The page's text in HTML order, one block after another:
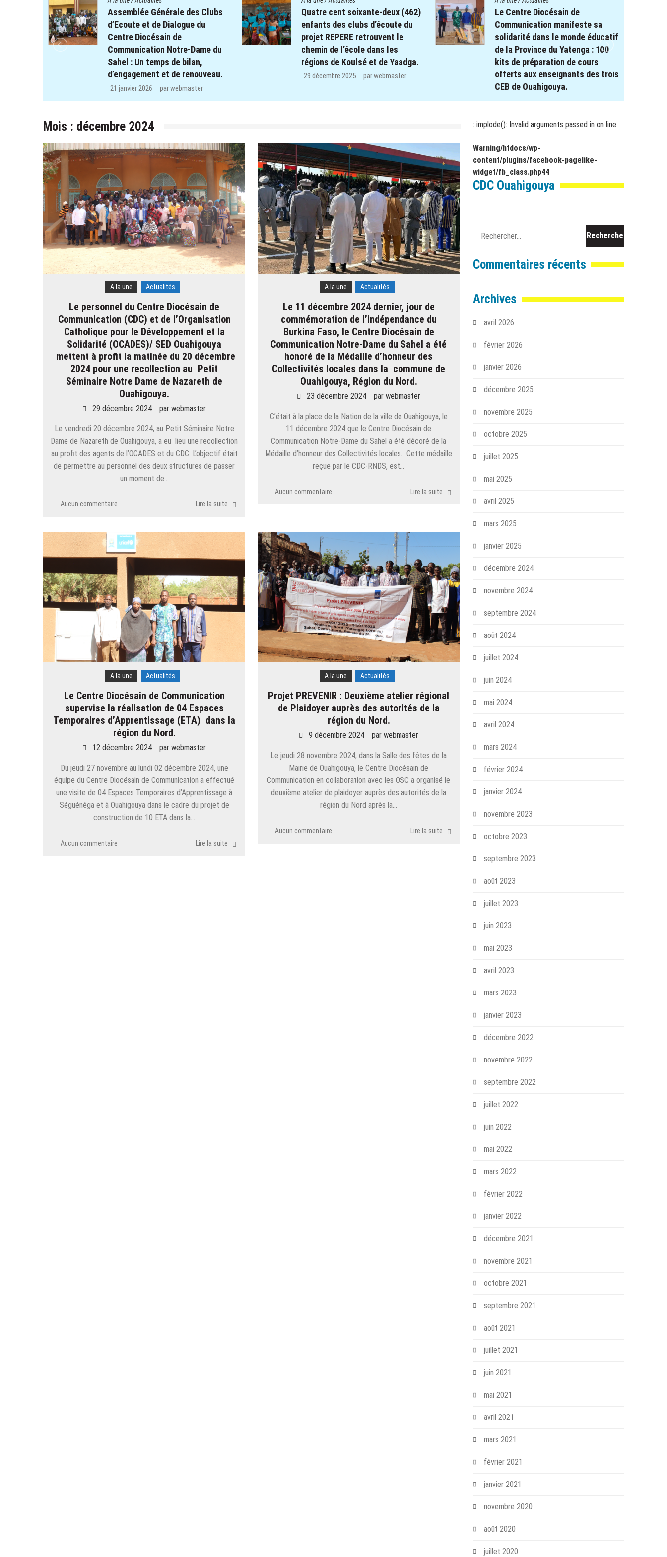
des Clubs
Dialogue du
Quatre cent soixante-deux (462)
enfants des clubs d’écoute du
projet REPERE retrouvent le
chemin de l’école dans les
régions de Koulsé et de Yaadga.
29 décembre 2025 parwebmaster
Le Centre Diocésain de
Communication manifeste sa
solidarité dans le monde éducatif
de la Province du Yatenga : 100
kits de préparation de cours
offerts aux enseignants des trois
26 décembre 2025 parwebmaster
Le projet REPERE soutient le
système éducatif : Remise de
Kits scolaires aux élèves à
besoin spécifique dans les
régions de Koulsé et du Yaadga .
17 novembre 2025 parwebmaster
Mois : décembre 2024
A la une Actualités
Le personnel du Centre Diocésain de
Communication (CDC) et de l’Organisation
Catholique pour le Développement et la
Solidarité (OCADES)/ SED Ouahigouya
mettent à profit la matinée du 20 décembre
2024 pour une recollection au Petit
Séminaire Notre Dame de Nazareth de
Ouahigouya.
29 décembre 2024 parwebmaster
Le vendredi 20 décembre 2024, au Petit Séminaire Notre
Dame de Nazareth de Ouahigouya, a eu lieu une recollection
au profit des agents de l’OCADES et du CDC. L’objectif était
de permettre au personnel des deux structures de passer
un moment de…
Aucun commentaire Lire la suite
A la une Actualités
Le 11 décembre 2024 dernier, jour de
commémoration de l’indépendance du
Burkina Faso, le Centre Diocésain de
Communication Notre-Dame du Sahel a été
honoré de la Médaille d’honneur des
Collectivités locales dans la commune de
Ouahigouya, Région du Nord.
23 décembre 2024 parwebmaster
C’était à la place de la Nation de la ville de Ouahigouya, le
11 décembre 2024 que le Centre Diocésain de
Communication Notre-Dame du Sahel a été décoré de la
Médaille d’honneur des Collectivités locales. Cette médaille
reçue par le CDC-RNDS, est…
Aucun commentaire Lire la suite
A la une Actualités
Le Centre Diocésain de Communication
supervise la réalisation de 04 Espaces
Temporaires d’Apprentissage (ETA) dans la
région du Nord.
12 décembre 2024 parwebmaster
Du jeudi 27 novembre au lundi 02 décembre 2024, une
équipe du Centre Diocésain de Communication a effectué
une visite de 04 Espaces Temporaires d’Apprentissage à
Séguénéga et à Ouahigouya dans le cadre du projet de
construction de 10 ETA dans la…
Aucun commentaire Lire la suite
A la une Actualités
Projet PREVENIR : Deuxième atelier régional
de Plaidoyer auprès des autorités de la
région du Nord.
9 décembre 2024 parwebmaster
Le jeudi 28 novembre 2024, dans la Salle des fêtes de la
Mairie de Ouahigouya, le Centre Diocésain de
Communication en collaboration avec les OSC a organisé le
deuxième atelier de plaidoyer auprès des autorités de la
région du Nord après la…
Aucun commentaire Lire la suite
: implode(): Invalid arguments passed in on line
Warning/htdocs/wp-
content/plugins/facebook-pagelike-
widget/fb_class.php44
CDC Ouahigouya
Commentaires récents
Archives
avril 2026
février 2026
janvier 2026
décembre 2025
novembre 2025
octobre 2025
juillet 2025
mai 2025
avril 2025
mars 2025
janvier 2025
décembre 2024
novembre 2024
septembre 2024
août 2024
juillet 2024
juin 2024
mai 2024
avril 2024
mars 2024
février 2024
janvier 2024
novembre 2023
octobre 2023
septembre 2023
août 2023
juillet 2023
juin 2023
mai 2023
avril 2023
mars 2023
janvier 2023
décembre 2022
novembre 2022
septembre 2022
juillet 2022
juin 2022
mai 2022
mars 2022
février 2022
janvier 2022
décembre 2021
novembre 2021
octobre 2021
septembre 2021
août 2021
juillet 2021
juin 2021
mai 2021
avril 2021
mars 2021
février 2021
janvier 2021
novembre 2020
août 2020
juillet 2020